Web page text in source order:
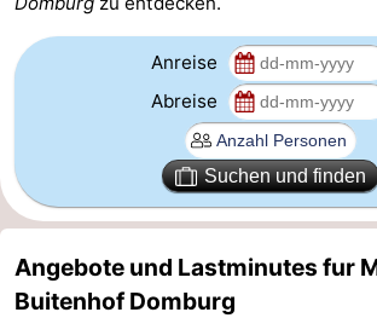
Anreise
Abreise
Suchen und finden
Angebote und Lastminutes fur
Buitenhof Domburg